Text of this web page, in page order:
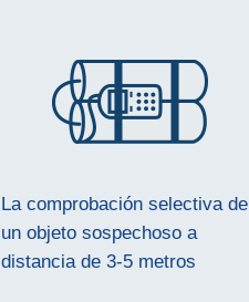
La comprobación selectiva de
un objeto sospechoso a
distancia de 3-5 metros